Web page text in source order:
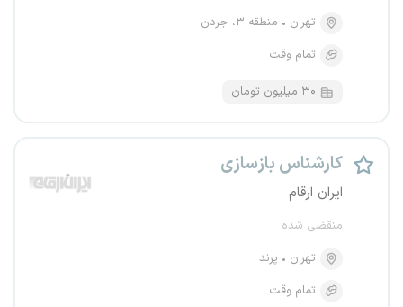
تهران
منطقه ۳، جردن
تمام وقت
۳۰ میلیون تومان
کارشناس بازسازی
ایران ارقام
منقضی شده
تهران
پرند
تمام وقت